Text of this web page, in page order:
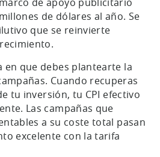
de dólares al año. Se
que se reinvierte
en que debes plantearte la
Cuando recuperas
tu inversión, tu CPI efectivo
Las campañas que
a su coste total pasan
excelente con la tarifa